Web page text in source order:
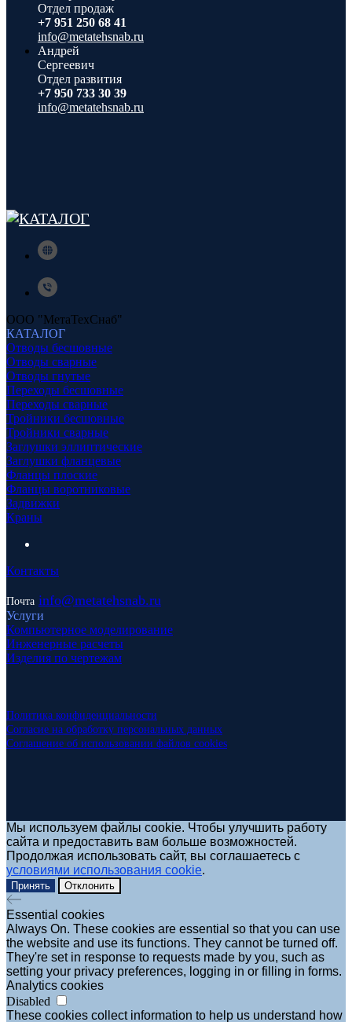
Отдел продаж
+7 951 250 68 41
info@metatehsnab.ru
Андрей
Сергеевич
Отдел развития
+7 950 733 30 39
info@metatehsnab.ru
ООО "МетаТехСнаб"
КАТАЛОГ
Отводы бесшовные
Отводы сварные
Отводы гнутые
Переходы бесшовные
Переходы сварные
Тройники бесшовные
Тройники сварные
Заглушки эллиптические
Заглушки фланцевые
Фланцы плоские
Фланцы воротниковые
Задвижки
Краны
Контакты
Почта info@metatehsnab.ru
Услуги
Компьютерное моделирование
Инженерные расчеты
Изделия по чертежам
Политика конфиденциальности
Согласие на обработку персональных данных
Соглашение об использовании файлов cookies
Мы используем файлы cookie. Чтобы улучшить работу
сайта и предоставить вам больше возможностей.
Продолжая использовать сайт, вы соглашаетесь с
условиями использования cookie.
Принять Отклонить
Essential cookies
Always On. These cookies are essential so that you can use
the website and use its functions. They cannot be turned off.
They're set in response to requests made by you, such as
setting your privacy preferences, logging in or filling in forms.
Analytics cookies
Disabled
These cookies collect information to help us understand how